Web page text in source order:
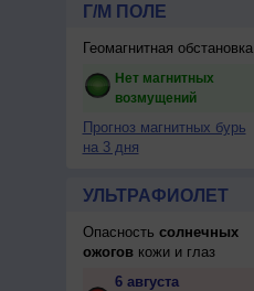
Г/М ПОЛЕ
Геомагнитная обстановка
Нет магнитных
возмущений
Прогноз магнитных бурь
на 3 дня
УЛЬТРАФИОЛЕТ
Опасность солнечных
ожоговкожи и глаз
6 августа